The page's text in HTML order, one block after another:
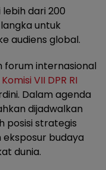
dari 200
untuk
audiens global.
forum internasional
Komisi VII DPR RI
Dalam agenda
dijadwalkan
posisi strategis
budaya
dunia.